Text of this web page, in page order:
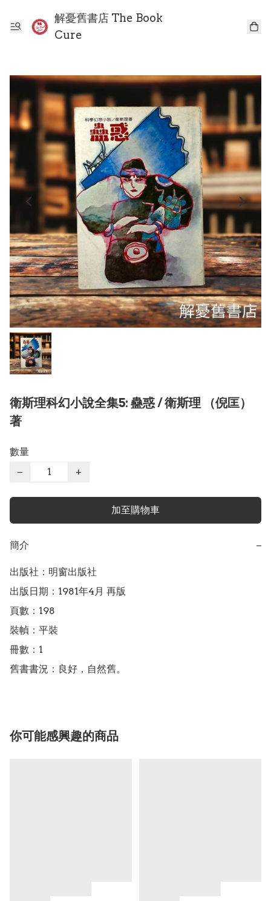
解憂舊書店 The Book
Cure
衛斯理科幻小說全集5: 蠱惑 / 衛斯理 （倪匡）
著
數量
−
+
加至購物車
簡介 −
出版社：明窗出版社
出版日期：1981年4月 再版
頁數：198
裝幀：平裝
冊數：1
舊書書況：良好，自然舊。
你可能感興趣的商品